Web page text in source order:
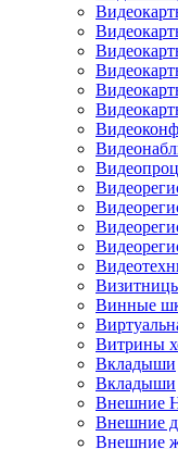
Винные
Витрины
Вкладыши
Вкладыши
Внешние
Внешние
Внешние